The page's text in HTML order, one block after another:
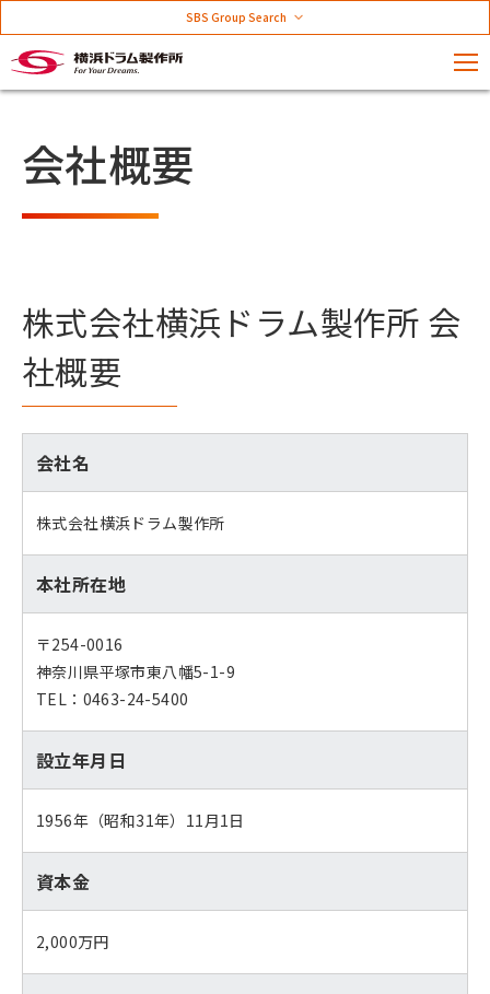
SBS Group Search
会社概要
株式会社横浜ドラム製作所 会
社概要
会社名
株式会社横浜ドラム製作所
本社所在地
〒254-0016
神奈川県平塚市東八幡5-1-9
TEL：0463-24-5400
設立年月日
1956年（昭和31年）11月1日
資本金
2,000万円